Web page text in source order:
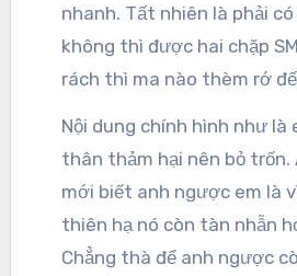
nhanh. Tất nhiên là phải
không thì được hai chặp
rách thì ma nào thèm rớ
Nội dung chính hình như là
thân thảm hại nên bỏ trốn.
mới biết anh ngược em là
thiên hạ nó còn tàn nhẫn
Chẳng thà để anh ngược